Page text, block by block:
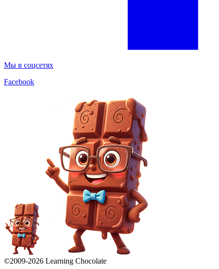
Мы в соцсетях
Facebook
©2009-2026 Learning Chocolate